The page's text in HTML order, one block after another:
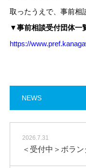
取ったうえで、事前相
▼事前相談受付団体一
https://
NEWS
2026.7.31
＜受付中＞ボラ